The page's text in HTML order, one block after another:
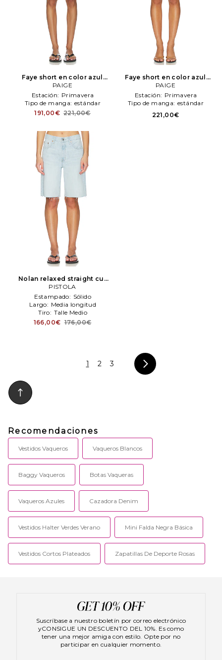
Faye short en color azul
PAIGE
PAIGE
Estación: Primavera
Tipo de manga: estándar
191,00€ 221,00€
Faye short en color azul
PAIGE
PAIGE
Estación: Primavera
Tipo de manga: estándar
221,00€
Nolan relaxed straight cut
off shorts en color azul
PISTOLA
PISTOLA
Estampado: Sólido
Largo: Media longitud
Tiro: Talle Medio
166,00€ 176,00€
1 2 3
Recomendaciones
Vestidos Vaqueros Vaqueros Blancos
Baggy Vaqueros Botas Vaqueras
Vaqueros Azules Cazadora Denim
Vestidos Halter Verdes Verano Mini Falda Negra Básica
Vestidos Cortos Plateados Zapatillas De Deporte Rosas
Suscríbase a nuestro boletín por correo electrónico
yCONSIGUE UN DESCUENTO DEL 10%. Es como
tener una mejor amiga con estilo. Opte por no
participar en cualquier momento.